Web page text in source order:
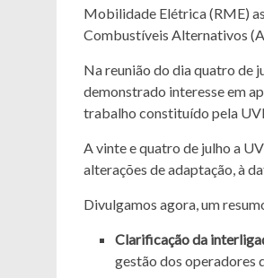
Mobilidade Elétrica (RME)
Combustíveis Alternativos
Na reunião do dia quatro de
demonstrado interesse em
trabalho constituído pela
A vinte e quatro de julho a
alterações de adaptação, à
Divulgamos agora, um
Clarificação da
gestão dos operadores